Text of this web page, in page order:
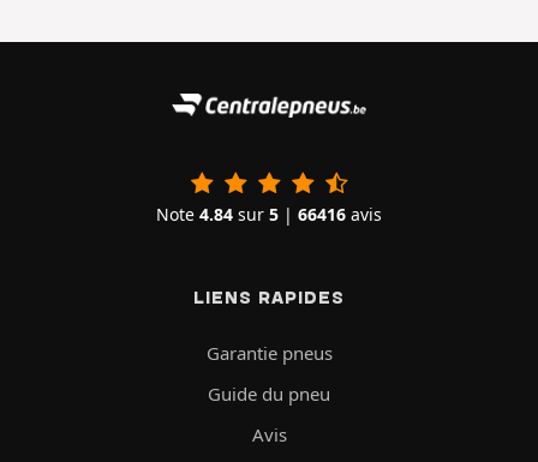
Note 4.84 sur 5 | 66416 avis
LIENS RAPIDES
Garantie pneus
Guide du pneu
Avis